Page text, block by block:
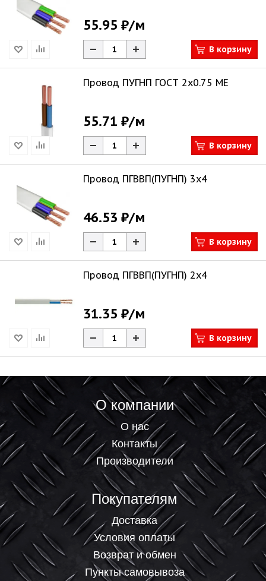
55.95 ₽/м
В корзину
Провод ПУГНП ГОСТ 2х0.75 ME
55.71 ₽/м
В корзину
Провод ПГВВП(ПУГНП) 3х4
46.53 ₽/м
В корзину
Провод ПГВВП(ПУГНП) 2х4
31.35 ₽/м
В корзину
О компании
О нас
Контакты
Производители
Покупателям
Доставка
Условия оплаты
Возврат и обмен
Пункты самовывоза